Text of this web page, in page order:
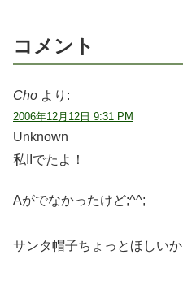
コメント
Cho より:
2006年12月12日 9:31 PM
Unknown
私IIでたよ！
Aがでなかったけど;^^;
サンタ帽子ちょっとほしいか